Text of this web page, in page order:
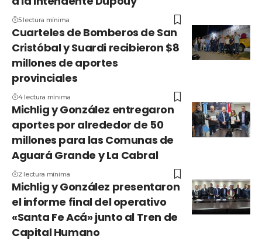
5 lectura mínima
Cuarteles de Bomberos de San
Cristóbal y Suardi recibieron $8
millones de aportes
provinciales
4 lectura mínima
Michlig y González entregaron
aportes por alrededor de 50
millones para las Comunas de
Aguará Grande y La Cabral
2 lectura mínima
Michlig y González presentaron
el informe final del operativo
«Santa Fe Acá» junto al Tren de
Capital Humano